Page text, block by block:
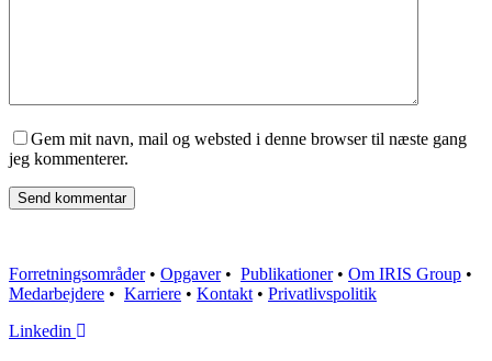
Gem mit navn, mail og websted i denne browser til næste gang
jeg kommenterer.
Send kommentar
Forretningsområder• Opgaver• Publikationer• Om IRIS Group •
Medarbejdere • Karriere • Kontakt • Privatlivspolitik
Linkedin